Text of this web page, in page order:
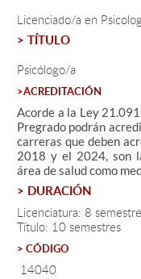
Admisión
Pregrado
Postgrado
Formación Continua
Académicos
Funcionarios
Licenciado/a en
> TÍTULO
Psicólogo/a
>ACREDITACIÓN
Acorde a la Ley
Pregrado podrán
carreras que deben
2018 y el 2024, son
área de salud como
> DURACIÓN
Licenciatura: 8
Título: 10 semestres
> CÓDIGO
14040